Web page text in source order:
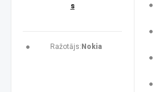
s
Ražotājs: Nokia